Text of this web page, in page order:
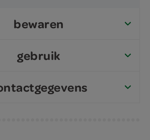
bewaren
gebruik